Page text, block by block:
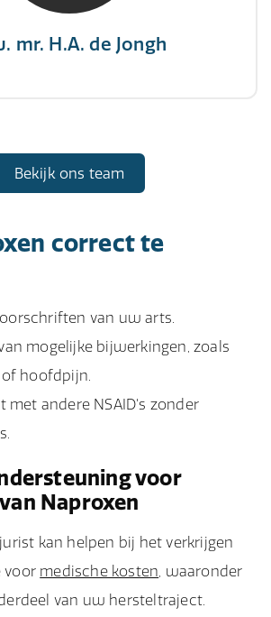
mr. H.A. de Jongh
Bekijk ons team
correct te
van uw arts.
mogelijke bijwerkingen, zoals
hoofdpijn.
met andere NSAID's zonder
voor
Naproxen
kan helpen bij het verkrijgen
voor medische kosten, waaronder
van uw hersteltraject.